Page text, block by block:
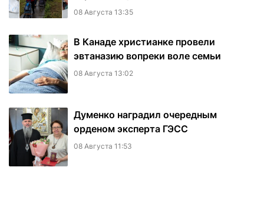
08 Августа 13:35
В Канаде христианке провели
эвтаназию вопреки воле семьи
08 Августа 13:02
Думенко наградил очередным
орденом эксперта ГЭСС
08 Августа 11:53